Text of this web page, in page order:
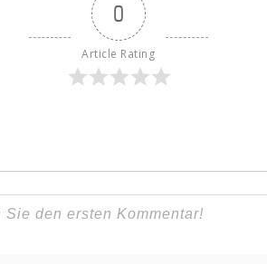
0
Article Rating